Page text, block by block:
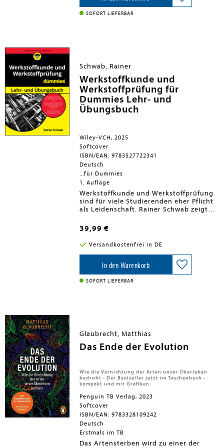
wichtiger ist: Hier erfahren Sie, was Sie
mit dem jeweiligen Kunststoff anfangen
gewinnbringend arbeiten. Inklusive zwei
Online-Bonuskapitel!
SOFORT LIEFERBAR
Schwab, Rainer
Werkstoffkunde und
Werkstoffprüfung für
Dummies Lehr- und
Übungsbuch
Wiley-VCH, 2025
Softcover
ISBN/EAN: 9783527722341
Deutsch
...für Dummies
1. Auflage
Werkstoffkunde und Werkstoffprüfung
sind für viele Studierenden eher Pflicht
als Leidenschaft. Rainer Schwab zeigt
Mit Humor und Präzision, mit einfachen
Erklärungen und passenden Beispielen
erklärt er Ihnen die Werkstoffkunde so
spannend es nur geht. Er beginnt mit
den Atombindungen und Kristallen,
erläutert dann die wichtigsten
Eigenschaften von Werkstoffen und
führt Sie in die berühmt-berüchtigten
Nichteisenmetalle,
Hochleistungskeramiken und
Kunststoffe kommen nicht zu kurz. So
Werkstoffprüfung beschäftigt.
Passgenau abgestimmt zu den
Erläuterungen befinden sich zahlreiche
Übungsaufgaben in diesem vollfarbigen
Buch und zu Ihrer Unterstützung finden
Sie auch Filme zur Werkstoffprüfung auf
YouTube an.
39,99 €
Versandkostenfrei in DE
In den Warenkorb
SOFORT LIEFERBAR
Glaubrecht, Matthias
Das Ende der Evolution
Wie die Vernichtung der Arten unser Überleben
bedroht - Der Bestseller jetzt im Taschenbuch -
kompakt und mit Grafiken
Penguin TB Verlag, 2023
Softcover
ISBN/EAN: 9783328109242
Deutsch
Erstmals im TB
Das Artensterben wird zu einer der